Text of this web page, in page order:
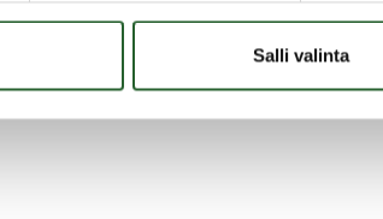
Salli valinta
kirjaston-uutuusluettelo-toukokuu-
kirjaston-uutuusluettelo-kesäkuu-2026